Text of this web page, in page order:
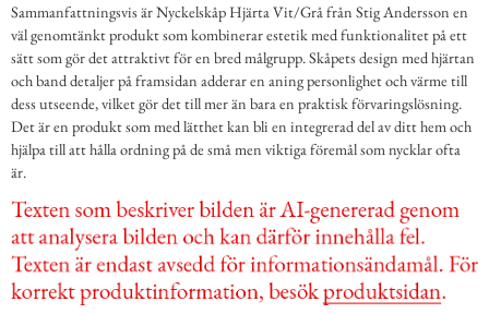
Sammanfattningsvis är Nyckelskåp Hjärta Vit/Grå från Stig Andersson en
väl genomtänkt produkt som kombinerar estetik med funktionalitet på ett
sätt som gör det attraktivt för en bred målgrupp. Skåpets design med hjärtan
och band detaljer på framsidan adderar en aning personlighet och värme till
dess utseende, vilket gör det till mer än bara en praktisk förvaringslösning.
Det är en produkt som med lätthet kan bli en integrerad del av ditt hem och
hjälpa till att hålla ordning på de små men viktiga föremål som nycklar ofta
är.